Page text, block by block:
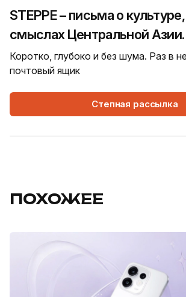
STEPPE – письма о
смыслах Центральной Азии.
Коротко, глубоко и без шума. Раз в
почтовый ящик
Степная рассылка
ПОХОЖЕЕ